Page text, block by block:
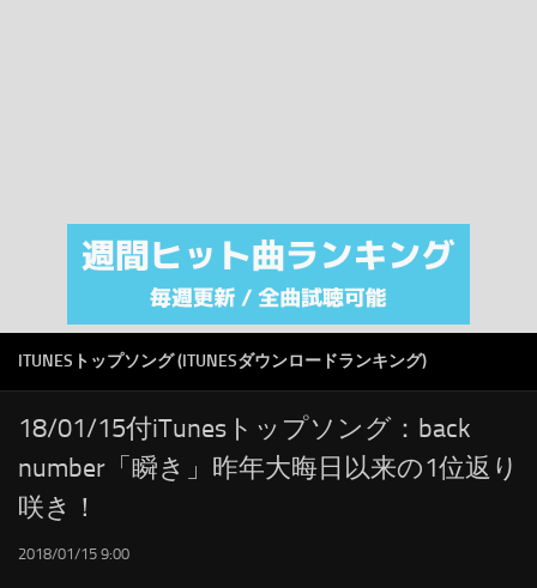
注目カテゴリ
オリジナルiTunes週間トップソング
RSS
LINKS
ITUNESトップソング (ITUNESダウンロードランキング)
18/01/15付iTunesトップソング：back
number「瞬き」昨年大晦日以来の1位返り
咲き！
2018/01/15 9:00